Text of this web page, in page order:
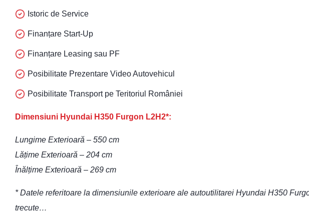
Istoric de Service
Finanțare Start-Up
Finanțare Leasing sau PF
Posibilitate Prezentare Video Autovehicul
Posibilitate Transport pe Teritoriul României
Dimensiuni Hyundai H350 Furgon L2H2*:
Lungime Exterioară – 550 cm
Lățime Exterioară – 204 cm
Înălțime Exterioară – 269 cm
* Datele referitoare la dimensiunile exterioare ale autoutilitarei Hyundai H350
trecute…